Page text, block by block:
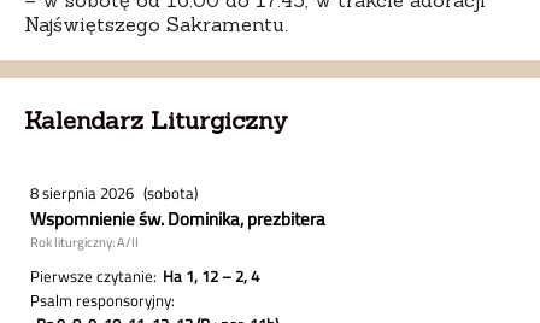
Najświętszego Sakramentu.
Kalendarz Liturgiczny